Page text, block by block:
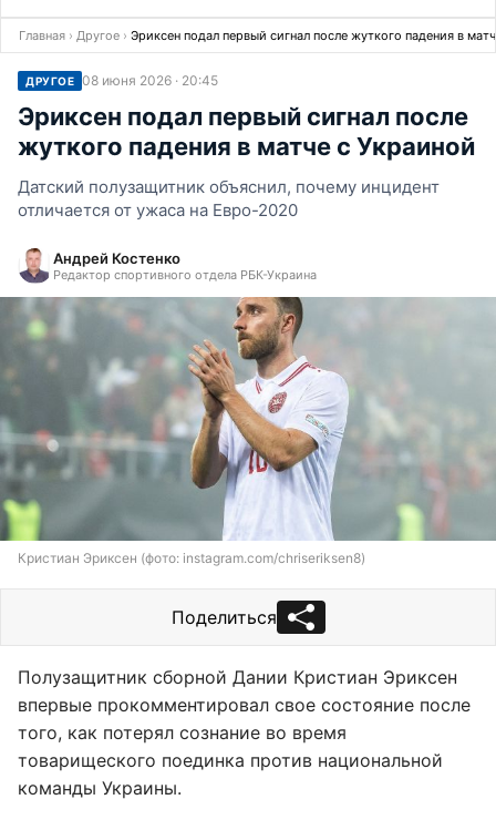
Главная › Другое › Эриксен подал первый сигнал после жуткого падения в
ДРУГОЕ 08 июня 2026 · 20:45
Эриксен подал первый сигнал после
жуткого падения в матче с Украиной
Датский полузащитник объяснил, почему инцидент
отличается от ужаса на Евро-2020
Андрей Костенко
Редактор спортивного отдела РБК-Украина
Кристиан Эриксен (фото: instagram.com/chriseriksen8)
Поделиться
Полузащитник сборной Дании Кристиан Эриксен
впервые прокомментировал свое состояние после
того, как потерял сознание во время
товарищеского поединка против национальной
команды Украины.